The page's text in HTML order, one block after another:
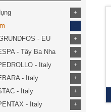
+
- EU +
- Tây Ba Nha +
- Italy +
- Italy +
- Italy +
- Italy +